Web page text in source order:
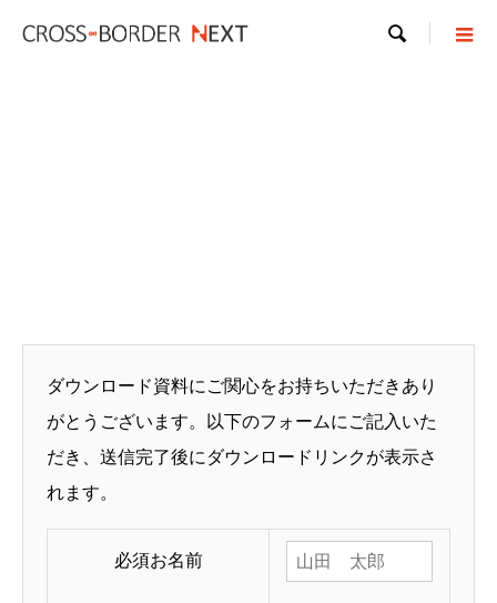

ダウンロード資料にご関心をお持ちいただきあり
がとうございます。以下のフォームにご記入いた
だき、送信完了後にダウンロードリンクが表示さ
れます。
必須お名前